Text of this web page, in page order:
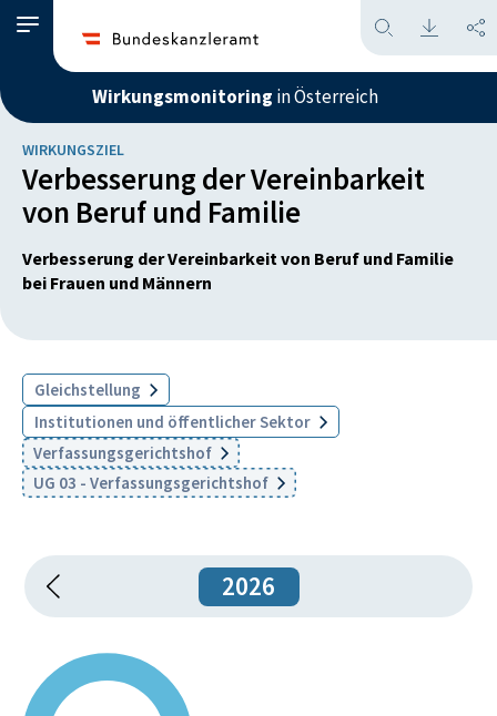
Wirkungsmonitoring in Österreich
WIRKUNGSZIEL
Verbesserung der Vereinbarkeit
von Beruf und Familie
Verbesserung der Vereinbarkeit von Beruf und Familie
bei Frauen und Männern
Gleichstellung
Institutionen und öffentlicher Sektor
Verfassungsgerichtshof
UG 03 - Verfassungsgerichtshof
2026